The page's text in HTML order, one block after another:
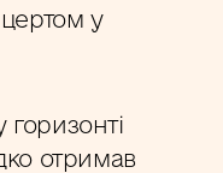
у
отримав